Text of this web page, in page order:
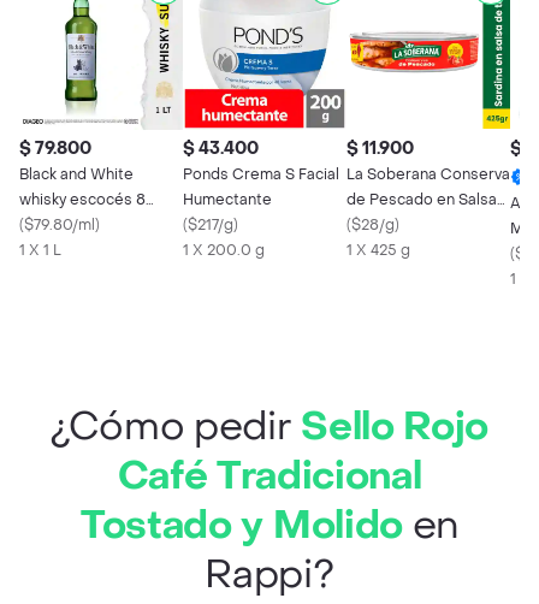
$ 79.800
Black and White
whisky escocés 8
años 1000 ml
($79.80/ml)
1 X 1 L
$ 43.400
Ponds Crema S Facial
Humectante
($217/g)
1 X 200.0 g
$ 11.900
La Soberana Conserva
de Pescado en Salsa
de Tomate
($28/g)
1 X 425 g
$
As
(
1 x
¿Cómo pedir Sello Rojo
Café Tradicional
Tostado y Molidoen
Rappi?